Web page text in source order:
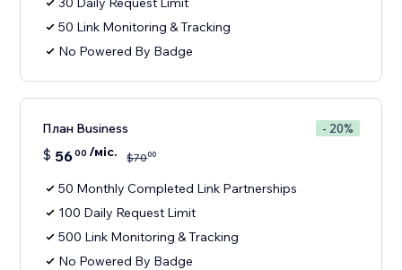
50 Link Monitoring & Tracking
No Powered By Badge
План Business - 20%
$ 5600 /міс. $7000
50 Monthly Completed Link Partnerships
100 Daily Request Limit
500 Link Monitoring & Tracking
No Powered By Badge